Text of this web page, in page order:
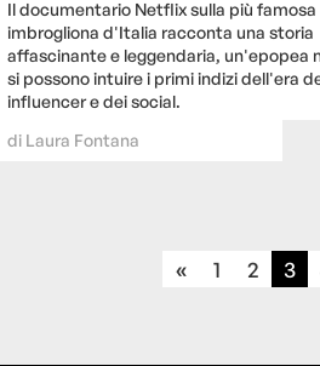
Il documentario Netflix sulla più famosa
imbrogliona d'Italia racconta una storia
affascinante e leggendaria, un'epopea
si possono intuire i primi indizi dell'era
influencer e dei social.
di Laura Fontana
« 1 2 3